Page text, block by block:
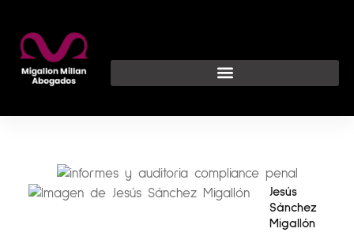
contenido
Jesús
Sánchez
Migallón